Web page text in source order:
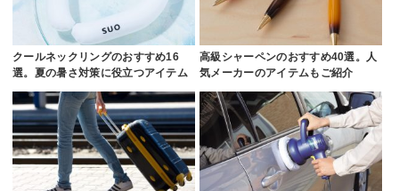
クールネックリングのおすすめ16
選。夏の暑さ対策に役立つアイテム
高級シャーペンのおすすめ40選。人
気メーカーのアイテムもご紹介